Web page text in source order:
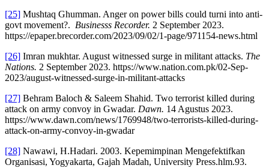
[25] Mushtaq Ghumman. Anger on power bills could turni into anti-
govt movement?. Businesss Recorder. 2 September 2023.
https://epaper.brecorder.com/2023/09/02/1-page/971154-news.html
[26] Imran mukhtar. August witnessed surge in militant attacks. The
Nations. 2 September 2023. https://www.nation.com.pk/02-Sep-
2023/august-witnessed-surge-in-militant-attacks
[27] Behram Baloch & Saleem Shahid. Two terrorist killed during
attack on army convoy in Gwadar. Dawn. 14 Agustus 2023.
https://www.dawn.com/news/1769948/two-terrorists-killed-during-
attack-on-army-convoy-in-gwadar
[28] Nawawi, H.Hadari. 2003. Kepemimpinan Mengefektifkan
Organisasi, Yogyakarta, Gajah Madah, University Press.hlm.93.